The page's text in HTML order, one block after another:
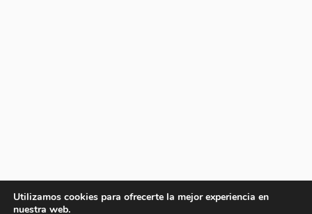
Utilizamos cookies para ofrecerte la mejor experiencia en
nuestra web.